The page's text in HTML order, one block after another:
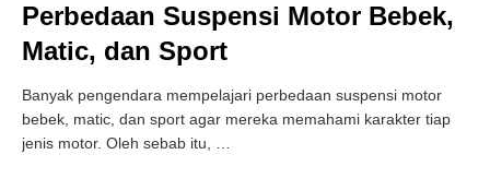
Perbedaan Suspensi Motor Bebek,
Matic, dan Sport
Banyak pengendara mempelajari perbedaan suspensi motor
bebek, matic, dan sport agar mereka memahami karakter tiap
jenis motor. Oleh sebab itu,